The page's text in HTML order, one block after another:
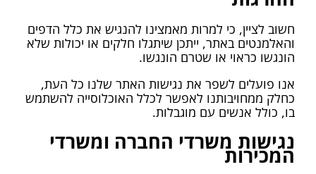
חשוב לציין, כי למרות מאמצינו להנגיש את כלל הדפים
והאלמנטים באתר, ייתכן שיתגלו חלקים או יכולות שלא
הונגשו כראוי או שטרם הונגשו.
אנו פועלים לשפר את נגישות האתר שלנו כל העת,
כחלק ממחויבותנו לאפשר לכלל האוכלוסייה להשתמש
בו, כולל אנשים עם מוגבלות.
נגישות משרדי החברה ומשרדי
המכירות